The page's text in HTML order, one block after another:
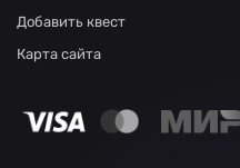
Добавить квест
Карта сайта